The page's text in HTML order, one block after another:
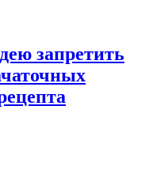
запретить